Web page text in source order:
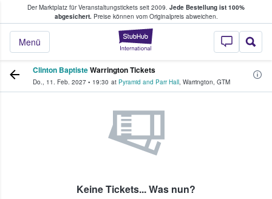
Der Marktplatz für Veranstaltungstickets seit 2009. Jede Bestellung ist 100%
abgesichert.Preise können vom Originalpreis abweichen.
StubHub - Wo
Menü
Tickets kaufen & verkaufen
Clinton BaptisteWarrington Tickets
Do., 11. Feb. 2027 • 19:30 at Pyramid and Parr Hall, Warrington, GTM
Keine Tickets... Was nun?